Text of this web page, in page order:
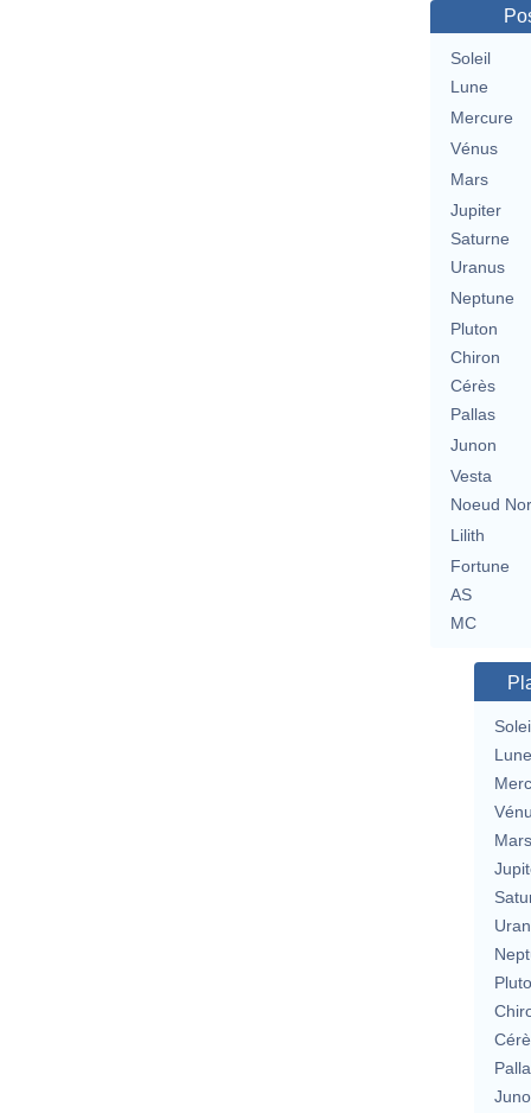
Soleil
Lune
Mercure
Vénus
Mars
Jupiter
Saturne
Uranus
Neptune
Pluton
Chiron
Cérès
Pallas
Junon
Vesta
Noeud
Lilith
Fortune
AS
MC
Lune
Mars